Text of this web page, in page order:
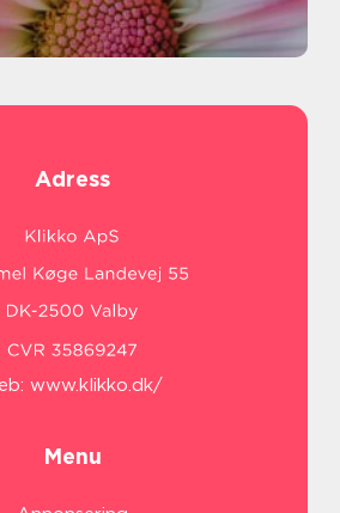
Adress
www.klikko.dk/
Menu